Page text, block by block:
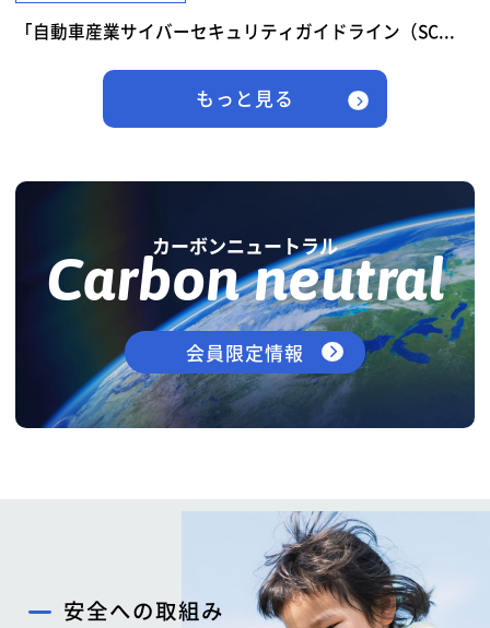
「自動車産業サイバーセキュリティガイドライン（SC...
もっと見る
カーボンニュートラル
Carbon neutral
会員限定情報
安全への取組み